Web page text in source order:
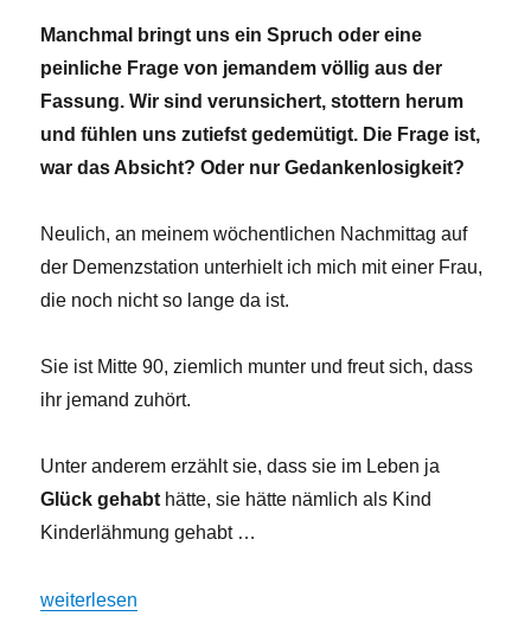
Manchmal bringt uns ein Spruch oder eine
peinliche Frage von jemandem völlig aus der
Fassung. Wir sind verunsichert, stottern herum
und fühlen uns zutiefst gedemütigt. Die Frage ist,
war das Absicht? Oder nur Gedankenlosigkeit?
Neulich, an meinem wöchentlichen Nachmittag auf
der Demenzstation unterhielt ich mich mit einer Frau,
die noch nicht so lange da ist.
Sie ist Mitte 90, ziemlich munter und freut sich, dass
ihr jemand zuhört.
Unter anderem erzählt sie, dass sie im Leben ja
Glück gehabt hätte, sie hätte nämlich als Kind
Kinderlähmung gehabt …
„Seid nett zueinander!“
weiterlesen